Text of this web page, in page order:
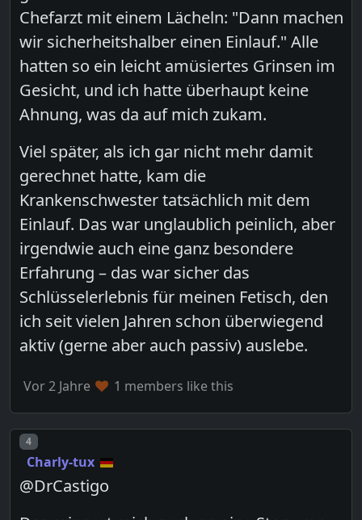
Chefarzt mit einem Lächeln: "Dann machen
wir sicherheitshalber einen Einlauf." Alle
hatten so ein leicht amüsiertes Grinsen im
Gesicht, und ich hatte überhaupt keine
Ahnung, was da auf mich zukam.
Viel später, als ich gar nicht mehr damit
gerechnet hatte, kam die
Krankenschwester tatsächlich mit dem
Einlauf. Das war unglaublich peinlich, aber
irgendwie auch eine ganz besondere
Erfahrung – das war sicher das
Schlüsselerlebnis für meinen Fetisch, den
ich seit vielen Jahren schon überwiegend
aktiv (gerne aber auch passiv) auslebe.
Vor 2 Jahre 1 members like this
Post number
4
Charly-tux
@DrCastigo